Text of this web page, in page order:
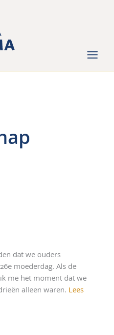
dat we ouders
moederdag. Als de
me het moment dat we
alleen waren. Lees